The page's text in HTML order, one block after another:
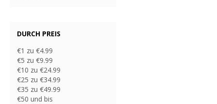
DURCH PREIS
€1 zu €4.99
€5 zu €9.99
€10 zu €24.99
€25 zu €34.99
€35 zu €49.99
€50 und bis